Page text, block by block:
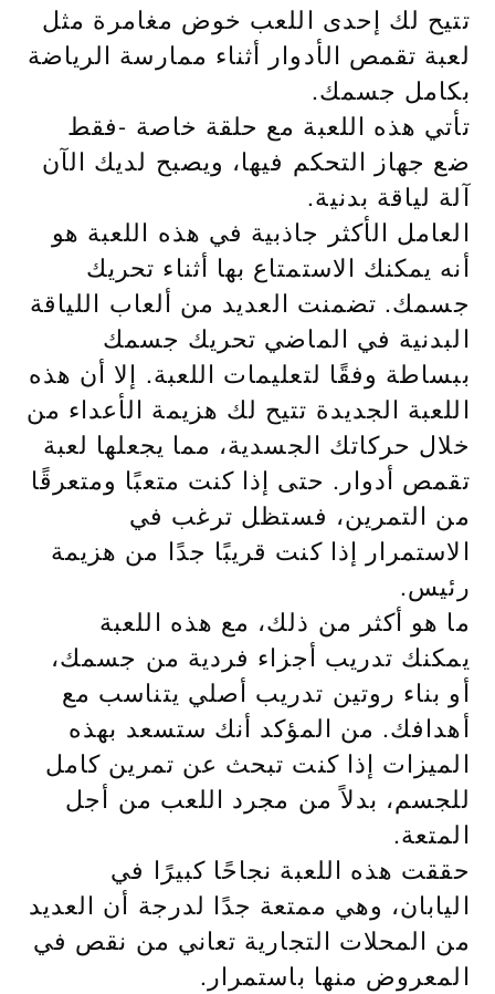
تتيح لك إحدى اللعب خوض مغامرة مثل
لعبة تقمص الأدوار أثناء ممارسة الرياضة
بكامل جسمك.
تأتي هذه اللعبة مع حلقة خاصة -فقط
ضع جهاز التحكم فيها، ويصبح لديك الآن
آلة لياقة بدنية.
العامل الأكثر جاذبية في هذه اللعبة هو
أنه يمكنك الاستمتاع بها أثناء تحريك
جسمك. تضمنت العديد من ألعاب اللياقة
البدنية في الماضي تحريك جسمك
ببساطة وفقًا لتعليمات اللعبة. إلا أن هذه
اللعبة الجديدة تتيح لك هزيمة الأعداء من
خلال حركاتك الجسدية، مما يجعلها لعبة
تقمص أدوار. حتى إذا كنت متعبًا ومتعرقًا
من التمرين، فستظل ترغب في
الاستمرار إذا كنت قريبًا جدًا من هزيمة
رئيس.
ما هو أكثر من ذلك، مع هذه اللعبة
يمكنك تدريب أجزاء فردية من جسمك،
أو بناء روتين تدريب أصلي يتناسب مع
أهدافك. من المؤكد أنك ستسعد بهذه
الميزات إذا كنت تبحث عن تمرين كامل
للجسم، بدلاً من مجرد اللعب من أجل
المتعة.
حققت هذه اللعبة نجاحًا كبيرًا في
اليابان، وهي ممتعة جدًا لدرجة أن العديد
من المحلات التجارية تعاني من نقص في
المعروض منها باستمرار.